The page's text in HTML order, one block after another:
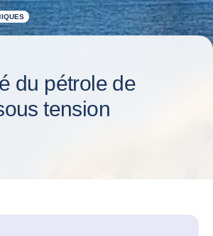
du pétrole de
tension